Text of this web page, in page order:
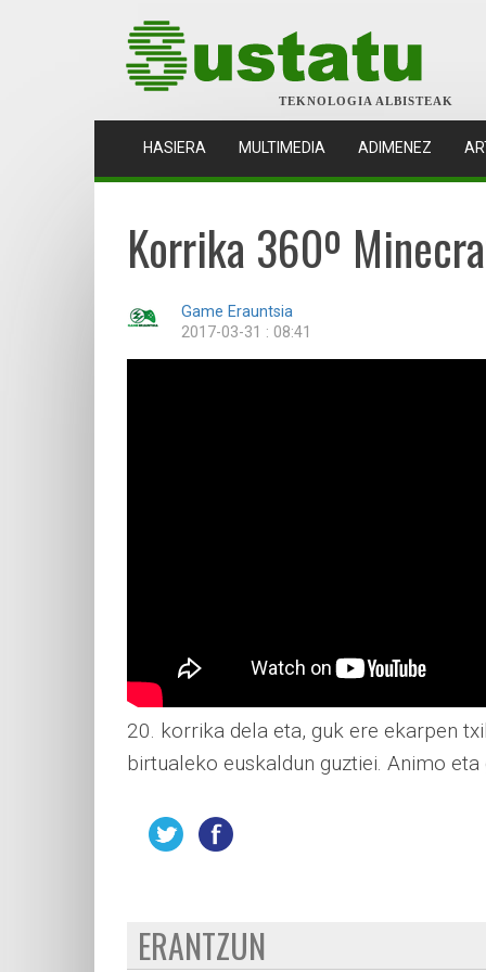
TEKNOLOGIA ALBISTEAK
HASIERA (CURRENT)
MULTIMEDIA ADIMENEZ
Korrika 360º
Game Erauntsia
2017-03-31 : 08:41
20. korrika dela eta, guk ere ekarpen
birtualeko euskaldun guztiei. Animo
ERANTZUN